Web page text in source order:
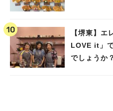
【堺東】
LOVE it」で、美味しいコーヒーはいかが
でしょうか？